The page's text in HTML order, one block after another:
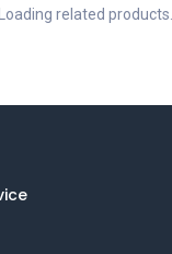
Loading related products...